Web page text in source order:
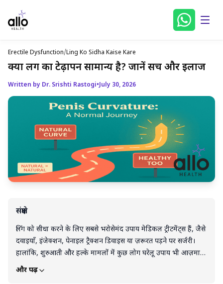
Erectile Dysfunction/Ling Ko Sidha Kaise Kare
क्या लिंग का टेढ़ापन सामान्य है? जानें सच और इलाज
Written by Dr. Srishti Rastogi•July 30, 2026
संक्षेप
लिंग को सीधा करने के लिए सबसे भरोसेमंद उपाय मेडिकल ट्रीटमेंट्स हैं, जैसे
दवाइयाँ, इंजेक्शन, पेनाइल ट्रैक्शन डिवाइस या ज़रूरत पड़ने पर सर्जरी।
हालांकि, शुरुआती और हल्के मामलों में कुछ लोग घरेलू उपाय भी आज़माते
हैं, जैसे विटामिन E जैसे एंटीऑक्सीडेंट सप्लीमेंट लेना, धूम्रपान–शराब से दूरी
और पढ़ें